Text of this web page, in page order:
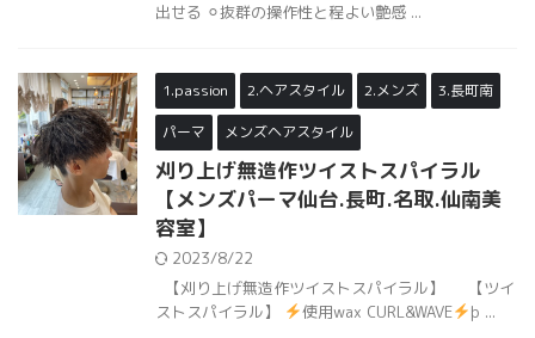
出せる ⚪︎抜群の操作性と程よい艶感 ...
1.passion 2.ヘアスタイル 2.メンズ 3.長町南
パーマ メンズヘアスタイル
刈り上げ無造作ツイストスパイラル
【メンズパーマ仙台.長町.名取.仙南美
容室】
2023/8/22
【刈り上げ無造作ツイストスパイラル】 【ツイ
ストスパイラル】
使用wax CURL&WAVE þ ...